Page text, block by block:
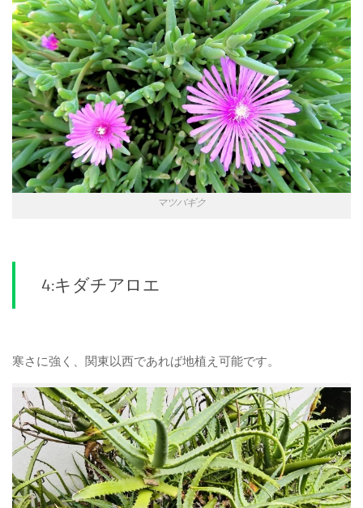
マツバギク
4:キダチアロエ
寒さに強く、関東以西であれば地植え可能です。